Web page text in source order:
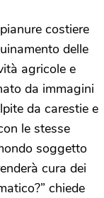
costiere
delle
agricole e
da immagini
da carestie e
le stesse
soggetto
cura dei
chiede